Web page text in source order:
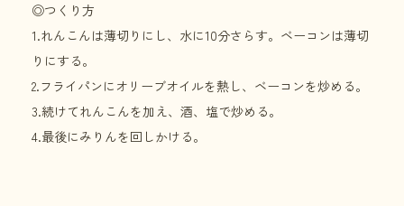
◎つくり方
1.れんこんは薄切りにし、水に10分さらす。ベーコンは薄切
りにする。
2.フライパンにオリーブオイルを熱し、ベーコンを炒める。
3.続けてれんこんを加え、酒、塩で炒める。
4.最後にみりんを回しかける。